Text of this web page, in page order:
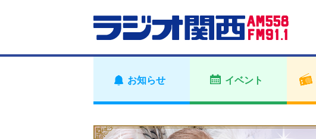
お知らせ イベント